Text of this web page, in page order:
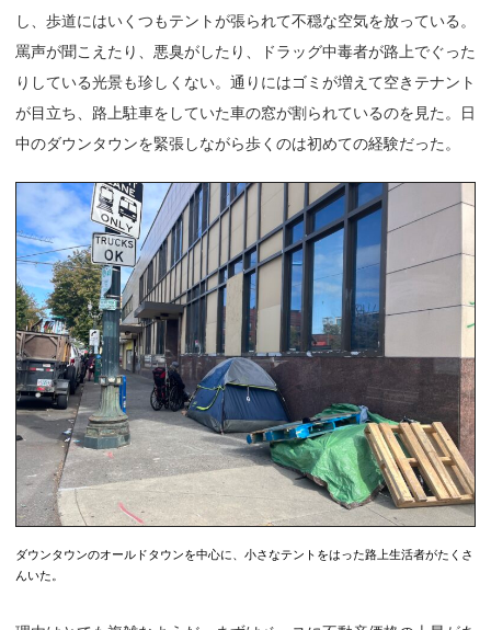
し、歩道にはいくつもテントが張られて不穏な空気を放っている。
罵声が聞こえたり、悪臭がしたり、ドラッグ中毒者が路上でぐった
りしている光景も珍しくない。通りにはゴミが増えて空きテナント
が目立ち、路上駐車をしていた車の窓が割られているのを見た。日
中のダウンタウンを緊張しながら歩くのは初めての経験だった。
ダウンタウンのオールドタウンを中心に、小さなテントをはった路上生活者がたくさ
んいた。